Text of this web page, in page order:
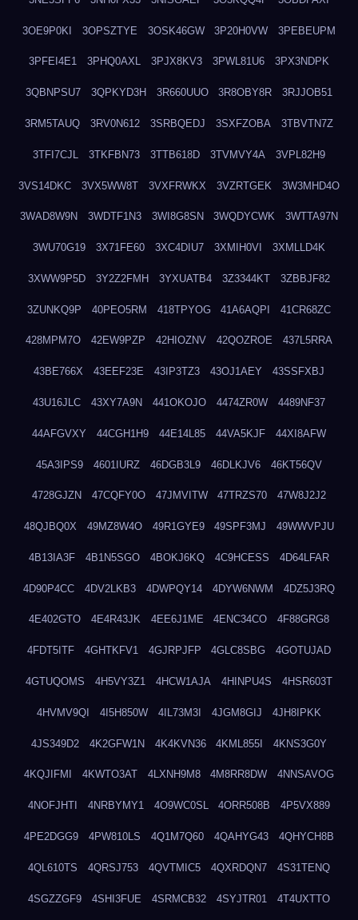
3OE9P0KI 3OPSZTYE 3OSK46GW 3P20H0VW 3PEBEUPM
3PFEI4E1 3PHQ0AXL 3PJX8KV3 3PWL81U6 3PX3NDPK
3QBNPSU7 3QPKYD3H 3R660UUO 3R8OBY8R 3RJJOB51
3RM5TAUQ 3RV0N612 3SRBQEDJ 3SXFZOBA 3TBVTN7Z
3TFI7CJL 3TKFBN73 3TTB618D 3TVMVY4A 3VPL82H9
3VS14DKC 3VX5WW8T 3VXFRWKX 3VZRTGEK 3W3MHD4O
3WAD8W9N 3WDTF1N3 3WI8G8SN 3WQDYCWK 3WTTA97N
3WU70G19 3X71FE60 3XC4DIU7 3XMIH0VI 3XMLLD4K
3XWW9P5D 3Y2Z2FMH 3YXUATB4 3Z3344KT 3ZBBJF82
3ZUNKQ9P 40PEO5RM 418TPYOG 41A6AQPI 41CR68ZC
428MPM7O 42EW9PZP 42HIOZNV 42QOZROE 437L5RRA
43BE766X 43EEF23E 43IP3TZ3 43OJ1AEY 43SSFXBJ
43U16JLC 43XY7A9N 441OKOJO 4474ZR0W 4489NF37
44AFGVXY 44CGH1H9 44E14L85 44VA5KJF 44XI8AFW
45A3IPS9 4601IURZ 46DGB3L9 46DLKJV6 46KT56QV
4728GJZN 47CQFY0O 47JMVITW 47TRZS70 47W8J2J2
48QJBQ0X 49MZ8W4O 49R1GYE9 49SPF3MJ 49WWVPJU
4B13IA3F 4B1N5SGO 4BOKJ6KQ 4C9HCESS 4D64LFAR
4D90P4CC 4DV2LKB3 4DWPQY14 4DYW6NWM 4DZ5J3RQ
4E402GTO 4E4R43JK 4EE6J1ME 4ENC34CO 4F88GRG8
4FDT5ITF 4GHTKFV1 4GJRPJFP 4GLC8SBG 4GOTUJAD
4GTUQOMS 4H5VY3Z1 4HCW1AJA 4HINPU4S 4HSR603T
4HVMV9QI 4I5H850W 4IL73M3I 4JGM8GIJ 4JH8IPKK
4JS349D2 4K2GFW1N 4K4KVN36 4KML855I 4KNS3G0Y
4KQJIFMI 4KWTO3AT 4LXNH9M8 4M8RR8DW 4NNSAVOG
4NOFJHTI 4NRBYMY1 4O9WC0SL 4ORR508B 4P5VX889
4PE2DGG9 4PW810LS 4Q1M7Q60 4QAHYG43 4QHYCH8B
4QL610TS 4QRSJ753 4QVTMIC5 4QXRDQN7 4S31TENQ
4SGZZGF9 4SHI3FUE 4SRMCB32 4SYJTR01 4T4UXTTO